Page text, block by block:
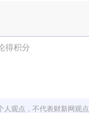
得积分
人观点，不代表财新网观点